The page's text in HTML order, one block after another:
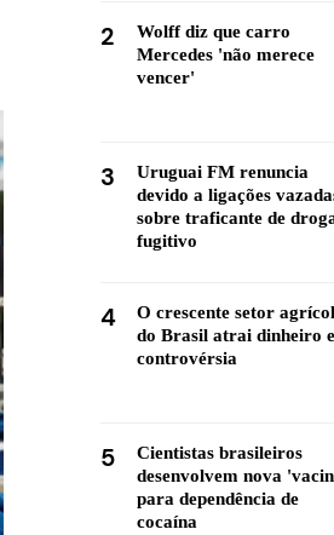
2
Wolff diz que carro
Mercedes 'não merece
vencer'
3
Uruguai FM renuncia
devido a ligações
sobre traficante de
fugitivo
4
O crescente setor
do Brasil atrai dinheiro e
controvérsia
5
Cientistas brasileiros
desenvolvem nova
para dependência de
cocaína